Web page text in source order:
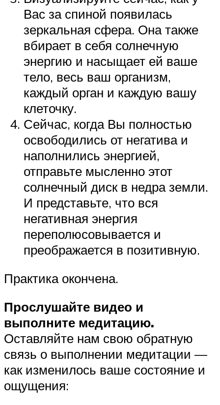
Вас за спиной появилась
зеркальная сфера. Она также
вбирает в себя солнечную
энергию и насыщает ей ваше
тело, весь ваш организм,
каждый орган и каждую вашу
клеточку.
Сейчас, когда Вы полностью
освободились от негатива и
наполнились энергией,
отправьте мысленно этот
солнечный диск в недра земли.
И представьте, что вся
негативная энергия
переполюсовывается и
преображается в позитивную.
Практика окончена.
Прослушайте видео и
выполните медитацию.
Оставляйте нам свою обратную
связь о выполнении медитации —
как изменилось ваше состояние и
ощущения: